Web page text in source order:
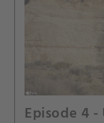
Episode 4 -